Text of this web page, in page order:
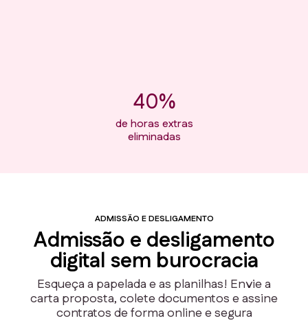
40%
de horas extras
eliminadas
ADMISSÃO E DESLIGAMENTO
Admissão e desligamento
digital sem burocracia
Esqueça a papelada e as planilhas! Envie a
carta proposta, colete documentos e assine
contratos de forma online e segura